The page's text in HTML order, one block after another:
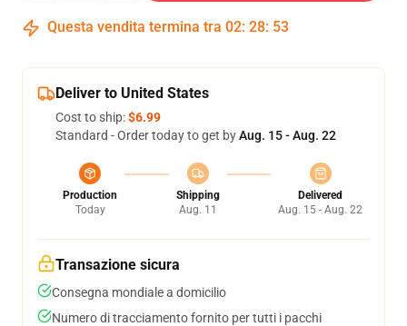
Questa vendita termina tra 02: 28: 52
Deliver to United States
Cost to ship:$6.99
Standard - Order today to get byAug. 15 - Aug. 22
Production
Today
Shipping
Aug. 11
Delivered
Aug. 15 - Aug. 22
Transazione sicura
Consegna mondiale a domicilio
Numero di tracciamento fornito per tutti i pacchi